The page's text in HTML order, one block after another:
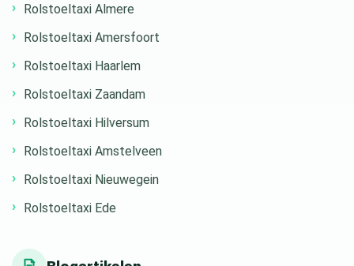
Rolstoeltaxi Almere
Rolstoeltaxi Amersfoort
Rolstoeltaxi Haarlem
Rolstoeltaxi Zaandam
Rolstoeltaxi Hilversum
Rolstoeltaxi Amstelveen
Rolstoeltaxi Nieuwegein
Rolstoeltaxi Ede